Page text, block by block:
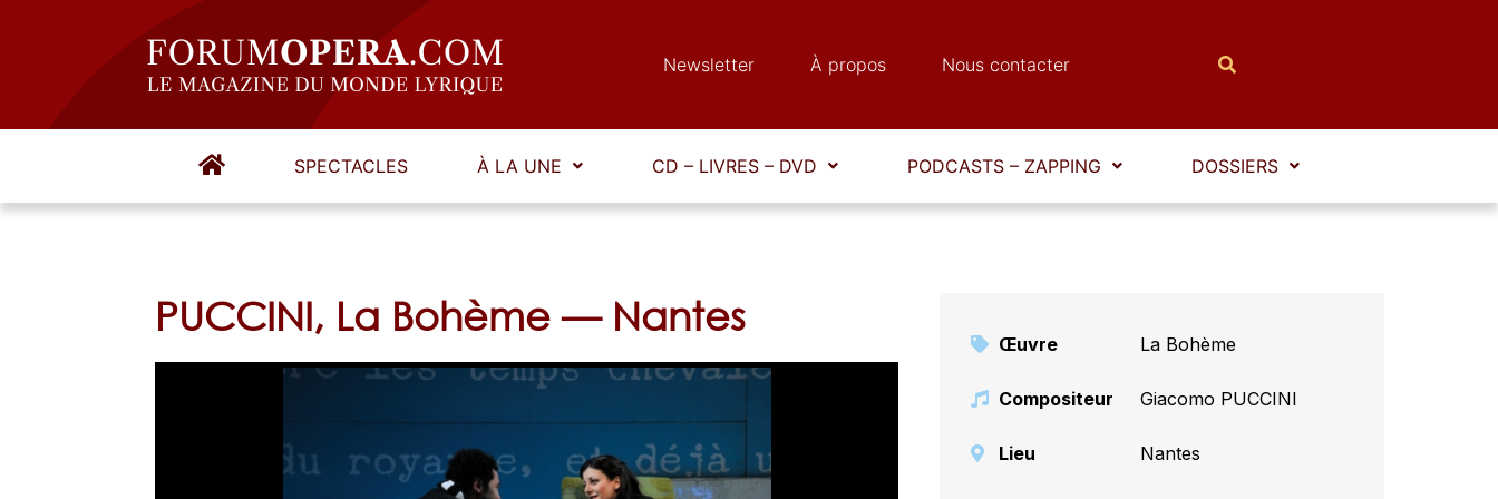
Newsletter À propos Nous contacter
SPECTACLES À LA UNE CD – LIVRES – DVD PODCASTS – ZAPPING DOSSIERS
PUCCINI, La Bohème — Nantes
Œuvre La Bohème
Compositeur Giacomo PUCCINI
Lieu Nantes